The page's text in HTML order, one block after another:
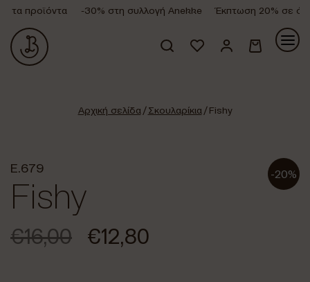
προϊόντα -30% στη συλλογή Anekke Έκπτωση 20% σε όλα
Αρχική σελίδα/Σκουλαρίκια/ Fishy
-20%
E.679
Fishy
€16,00 €12,80